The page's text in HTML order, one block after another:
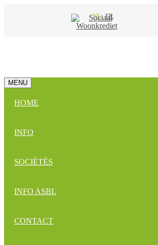
NL FR
MENU
HOME
INFO
SOCIÉTÉS
INFO ASBL
CONTACT